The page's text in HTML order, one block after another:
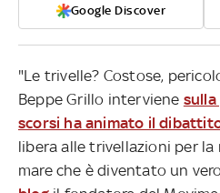
Google Discover
"Le trivelle? Costose,
Beppe Grillo interviene sulla
scorsi ha animato il
libera alle trivellazioni per la
mare che è diventato un